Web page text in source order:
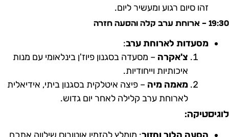
זהו סיום רגוע ומעשיר ליום.
ארוחת ערב קלה והסעה חזרה
מסעדות לארוחת ערב:
צ'אקרה– מסעדה בסגנון פיוז'ן בינלאומי עם מנות
איכותיות וייחודיות.
מאמה מיה– פיצה איטלקית בסגנון ביתי, אידיאלית
לארוחת ערב קלילה לאחר יום גדוש.